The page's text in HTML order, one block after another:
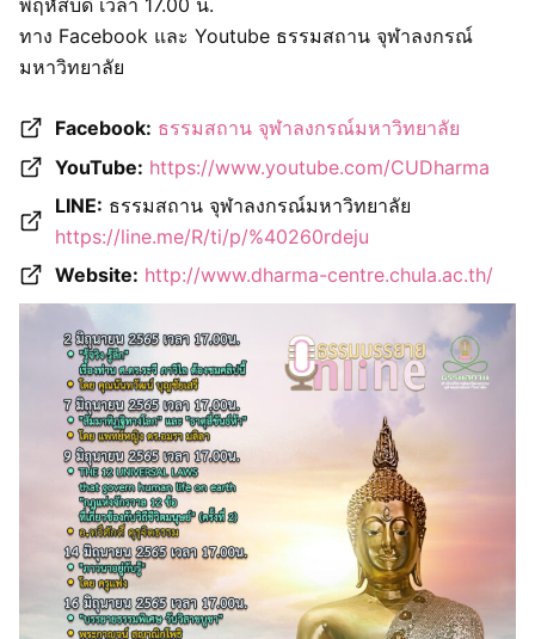
พฤหัสบดี เวลา 17.00 น.
ทาง Facebook และ Youtube ธรรมสถาน จุฬาลงกรณ์
มหาวิทยาลัย
Facebook: ธรรมสถาน จุฬาลงกรณ์มหาวิทยาลัย
YouTube: https://www.youtube.com/CUDharma
LINE: ธรรมสถาน จุฬาลงกรณ์มหาวิทยาลัย
https://line.me/R/ti/p/%40260rdeju
Website: http://www.dharma-centre.chula.ac.th/